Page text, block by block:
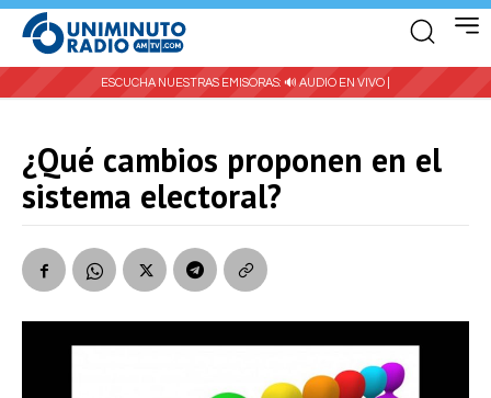
ESCUCHA NUESTRAS EMISORAS: 🔊 AUDIO EN VIVO |
¿Qué cambios proponen en el
sistema electoral?